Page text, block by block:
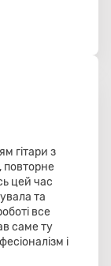
гітари з
повторне
цей час
та
все
саме ту
і